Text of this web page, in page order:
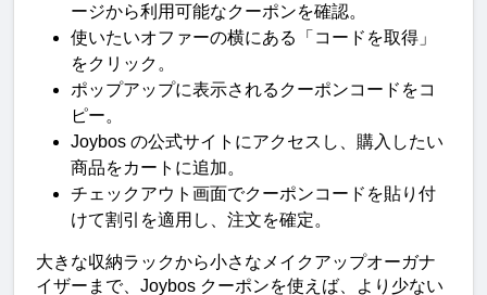
ージから利用可能なクーポンを確認。
使いたいオファーの横にある「コードを取得」
をクリック。
ポップアップに表示されるクーポンコードをコ
ピー。
Joybos の公式サイトにアクセスし、購入したい
商品をカートに追加。
チェックアウト画面でクーポンコードを貼り付
けて割引を適用し、注文を確定。
大きな収納ラックから小さなメイクアップオーガナ
イザーまで、Joybos クーポンを使えば、より少ない